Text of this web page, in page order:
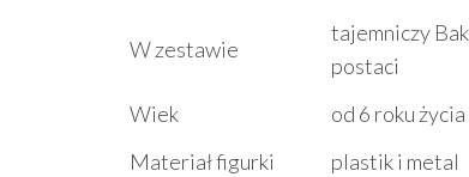
W zestawie
tajemniczy
postaci
Wiek
od 6 roku życia
Materiał figurki
plastik i metal